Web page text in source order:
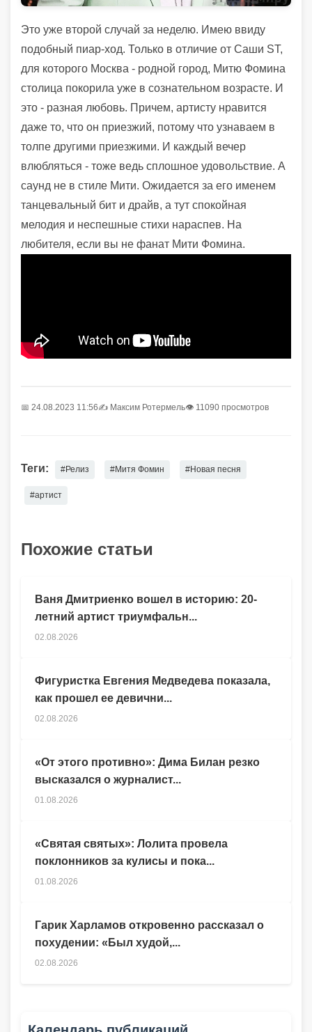
Это уже второй случай за неделю. Имею ввиду
подобный пиар-ход. Только в отличие от Саши ST,
для которого Москва - родной город, Митю Фомина
столица покорила уже в сознательном возрасте. И
это - разная любовь. Причем, артисту нравится
даже то, что он приезжий, потому что узнаваем в
толпе другими приезжими. И каждый вечер
влюбляться - тоже ведь сплошное удовольствие. А
саунд не в стиле Мити. Ожидается за его именем
танцевальный бит и драйв, а тут спокойная
мелодия и неспешные стихи нараспев. На
любителя, если вы не фанат Мити Фомина.
📅 24.08.2023 11:56✍️ Максим Ротермель👁 11090 просмотров
Теги: #Релиз #Митя Фомин #Новая песня
#артист
Похожие статьи
Гарик Харламов откровенно рассказал о
похудении: «Был худой,...
02.08.2026
Ваня Дмитриенко вошел в историю: 20-
летний артист триумфальн...
02.08.2026
Фигуристка Евгения Медведева показала,
как прошел ее девични...
02.08.2026
«От этого противно»: Дима Билан резко
высказался о журналист...
01.08.2026
«Святая святых»: Лолита провела
поклонников за кулисы и пока...
01.08.2026